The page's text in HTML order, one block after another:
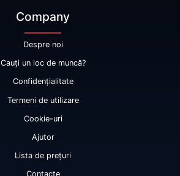
Company
Despre noi
Cauți un loc de muncă?
Confidențialitate
Termeni de utilizare
Cookie-uri
Ajutor
Lista de prețuri
Contacte